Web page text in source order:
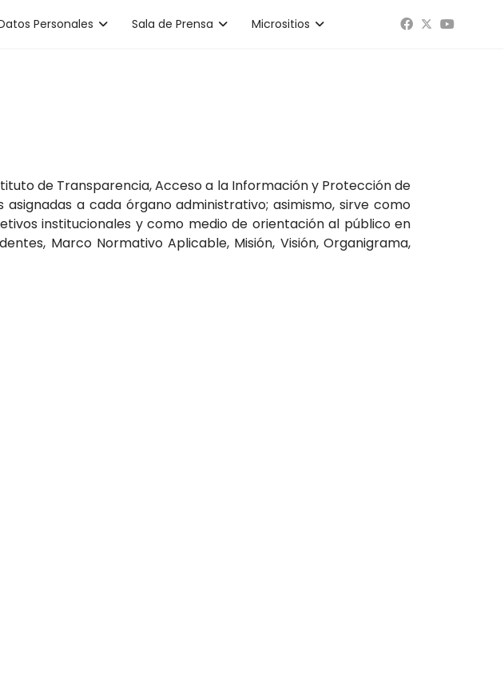
Personales Sala de Prensa Micrositios
de Transparencia, Acceso a la Información y Protección de
a cada órgano administrativo; asimismo, sirve como
institucionales y como medio de orientación al público en
Marco Normativo Aplicable, Misión, Visión, Organigrama,